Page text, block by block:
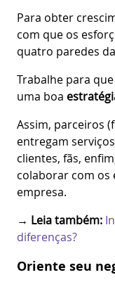
Para obter
com que os
quatro paredes
Trabalhe para
uma boa
Assim, parceiros
entregam
clientes, fãs,
colaborar com os
empresa.
→ Leia também:
diferenças?
Oriente seu